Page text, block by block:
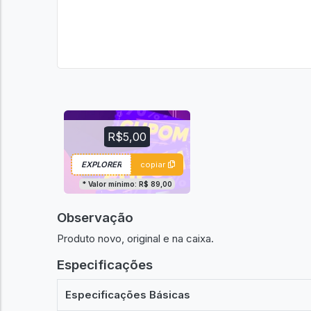
R$5,00
copiar
* Valor mínimo: R$ 89,00
Observação
Produto novo, original e na caixa.
Especificações
Especificações Básicas